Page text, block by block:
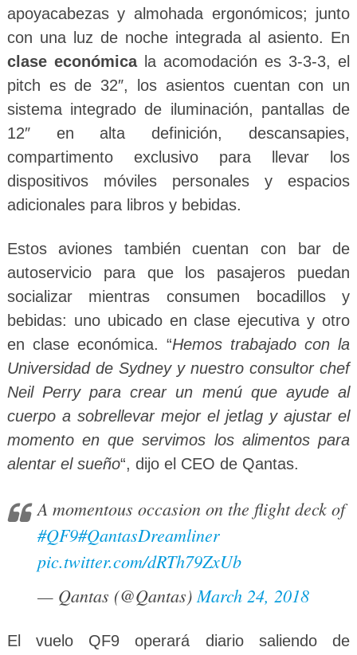
apoyacabezas y almohada ergonómicos; junto
con una luz de noche integrada al asiento. En
clase económicala acomodación es 3-3-3, el
pitch es de 32″, los asientos cuentan con un
sistema integrado de iluminación, pantallas de
12″ en alta definición, descansapies,
compartimento exclusivo para llevar los
dispositivos móviles personales y espacios
adicionales para libros y bebidas.
Estos aviones también cuentan con bar de
autoservicio para que los pasajeros puedan
socializar mientras consumen bocadillos y
bebidas: uno ubicado en clase ejecutiva y otro
en clase económica. “Hemos trabajado con la
Universidad de Sydney y nuestro consultor chef
Neil Perry para crear un menú que ayude al
cuerpo a sobrellevar mejor el jetlag y ajustar el
momento en que servimos los alimentos para
alentar el sueño“, dijo el CEO de Qantas.
A momentous occasion on the flight deck of
#QF9#QantasDreamliner
pic.twitter.com/dRTh79ZxUb
— Qantas (@Qantas)March 24, 2018
El vuelo QF9 operará diario saliendo de